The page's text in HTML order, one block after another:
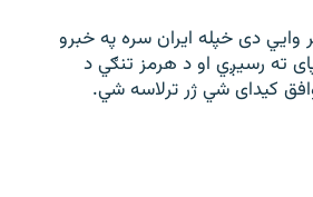
وايي دی خپله ایران سره په خبرو
ته رسیږي او د هرمز تنګي د
کیدای شي ژر ترلاسه شي.